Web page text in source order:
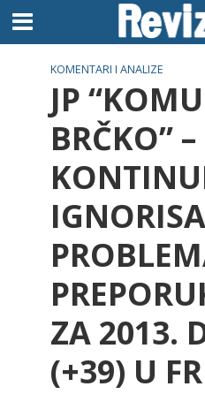
KOMENTARI I ANALIZE
JP
BRČKO” –
ZA 2013.
(+39) U